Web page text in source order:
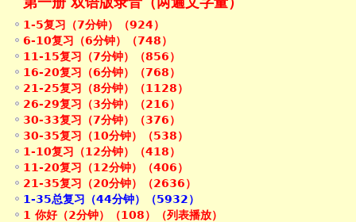
1-5复习（7分钟）（924）
6-10复习（6分钟）（748）
11-15复习（7分钟）（856）
16-20复习（6分钟）（768）
21-25复习（8分钟）（1128）
26-29复习（3分钟）（216）
30-33复习（7分钟）（376）
30-35复习（10分钟）（538）
1-10复习（12分钟）（418）
11-20复习（12分钟）（406）
21-35复习（20分钟）（2636）
1-35总复习（44分钟）（5932）
1 你好（2分钟）（108）（列表播放）